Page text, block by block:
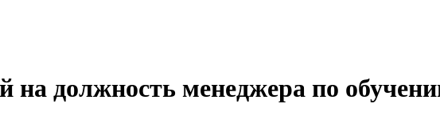
на должность менеджера по